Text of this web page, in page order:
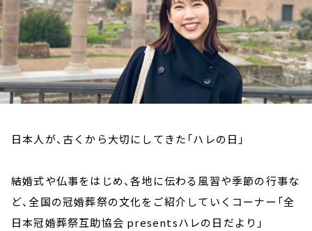
日本人が、古くから大切にしてきた「ハレの日」
結婚式や仏事をはじめ、各地に伝わる風習や季節の行事な
ど、全国の冠婚葬祭の文化をご紹介していくコーナー「全
日本冠婚葬祭互助協会 presentsハレの日だより」